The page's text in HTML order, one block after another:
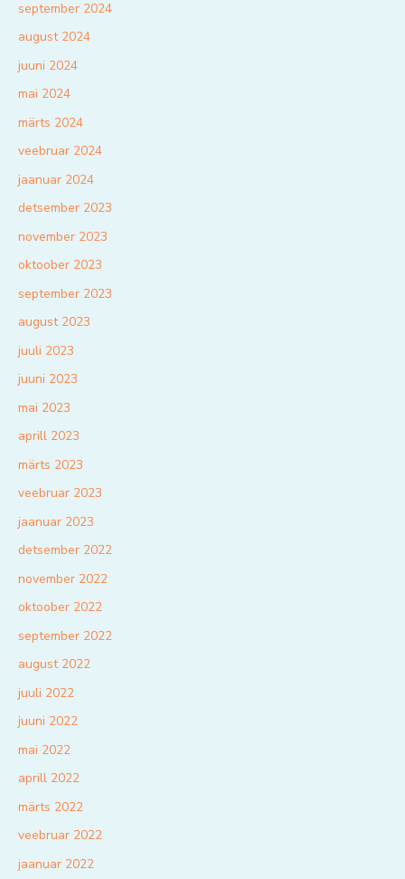
september 2024
august 2024
juuni 2024
mai 2024
märts 2024
veebruar 2024
jaanuar 2024
detsember 2023
november 2023
oktoober 2023
september 2023
august 2023
juuli 2023
juuni 2023
mai 2023
aprill 2023
märts 2023
veebruar 2023
jaanuar 2023
detsember 2022
november 2022
oktoober 2022
september 2022
august 2022
juuli 2022
juuni 2022
mai 2022
aprill 2022
märts 2022
veebruar 2022
jaanuar 2022